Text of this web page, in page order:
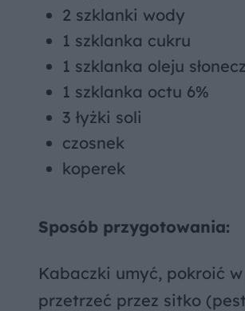
2 szklanki wody
1 szklanka cukru
1 szklanka oleju
1 szklanka octu 6%
3 łyżki soli
czosnek
koperek
Sposób przygotowania:
Kabaczki umyć, pokroić
przetrzeć przez sitko